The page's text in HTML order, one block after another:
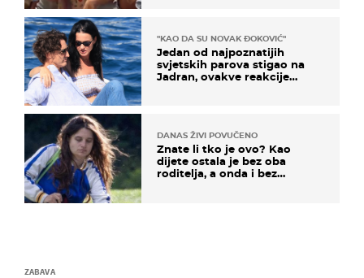
"KAO DA SU NOVAK ĐOKOVIĆ"
Jedan od najpoznatijih
svjetskih parova stigao na
Jadran, ovakve reakcije
DANAS ŽIVI POVUČENO
Znate li tko je ovo? Kao
dijete ostala je bez oba
roditelja, a onda i bez
ZABAVA